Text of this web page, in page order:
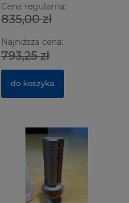
Cena regularna:
835,00 zł
Najniższa cena:
793,25 zł
do koszyka